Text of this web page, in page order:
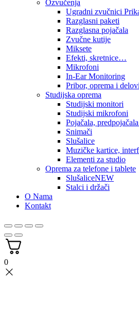
Ozvučenja
Ugradni zvučnici
Razglasni paketi
Razglasna pojačala
Zvučne kutije
Miksete
Efekti, skretnice…
Mikrofoni
In-Ear Monitoring
Pribor, oprema i delovi
Studijska oprema
Studijski monitori
Studijski mikrofoni
Pojačala,
Snimači
Slušalice
Muzičke kartice,
Elementi za studio
Oprema za telefone i tablete
SlušaliceNEW
Stalci i držači
O Nama
Kontakt
0